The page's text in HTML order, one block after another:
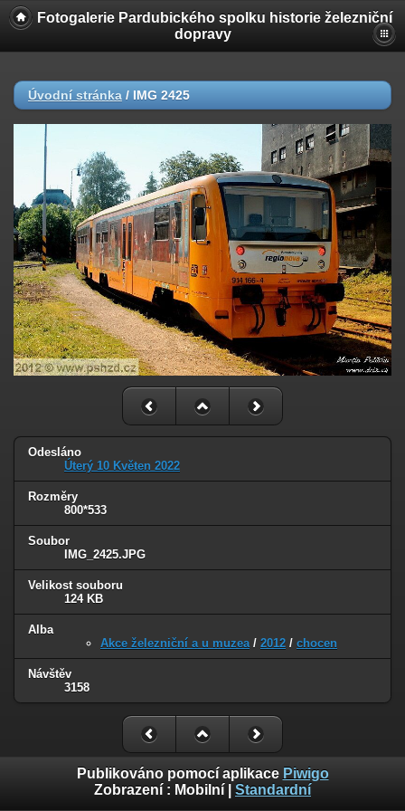
Fotogalerie Pardubického spolku historie železniční
dopravy
Úvodní stránka / IMG 2425
Odesláno
Úterý 10 Květen 2022
Rozměry
800*533
Soubor
IMG_2425.JPG
Velikost souboru
124 KB
Alba
Akce železniční a u muzea/ 2012 / chocen
Návštěv
3158
Publikováno pomocí aplikace Piwigo
Zobrazení : Mobilní Standardní